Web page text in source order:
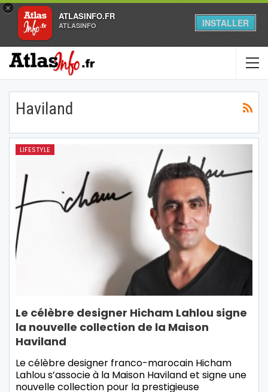
×
ATLASINFO.FR
ATLASINFO INSTALLER
Haviland
LIFESTYLE
Le célèbre designer Hicham Lahlou signe
la nouvelle collection de la Maison
Haviland
Le célèbre designer franco-marocain Hicham
Lahlou s’associe à la Maison Haviland et signe une
nouvelle collection pour la prestigieuse